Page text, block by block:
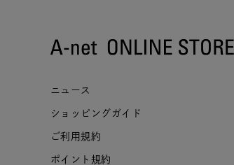
ニュース
ショッピングガイド
ご利用規約
ポイント規約